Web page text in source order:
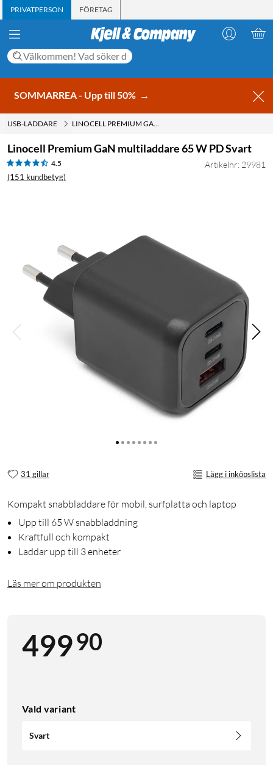
PRIVATPERSON FÖRETAG
SOMMARREA - Upp till 50% →
USB-LADDARE LINOCELL PREMIUM GAN MULTILADDARE 65 W PD SVART
Linocell Premium GaN multiladdare 65 W PD Svart
4.5
(151 kundbetyg)
Artikelnr: 29981
31 gillar Lägg i inköpslista
Kompakt snabbladdare för mobil, surfplatta och laptop
Upp till 65 W snabbladdning
Kraftfull och kompakt
Laddar upp till 3 enheter
Läs mer om produkten
49990
Vald variant
Svart